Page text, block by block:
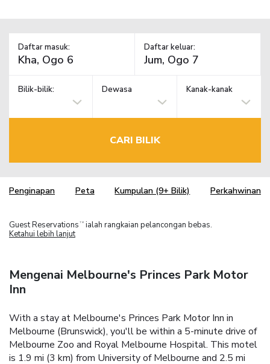
Daftar masuk: Daftar keluar:
Bilik-bilik: Dewasa Kanak-kanak
CARI BILIK
Penginapan Peta Kumpulan (9+ Bilik) Perkahwinan
Guest Reservations TM ialah rangkaian pelancongan bebas.
Ketahui lebih lanjut
Mengenai Melbourne's Princes Park Motor
Inn
With a stay at Melbourne's Princes Park Motor Inn in
Melbourne (Brunswick), you'll be within a 5-minute drive of
Melbourne Zoo and Royal Melbourne Hospital. This motel
is 1.9 mi (3 km) from University of Melbourne and 2.5 mi